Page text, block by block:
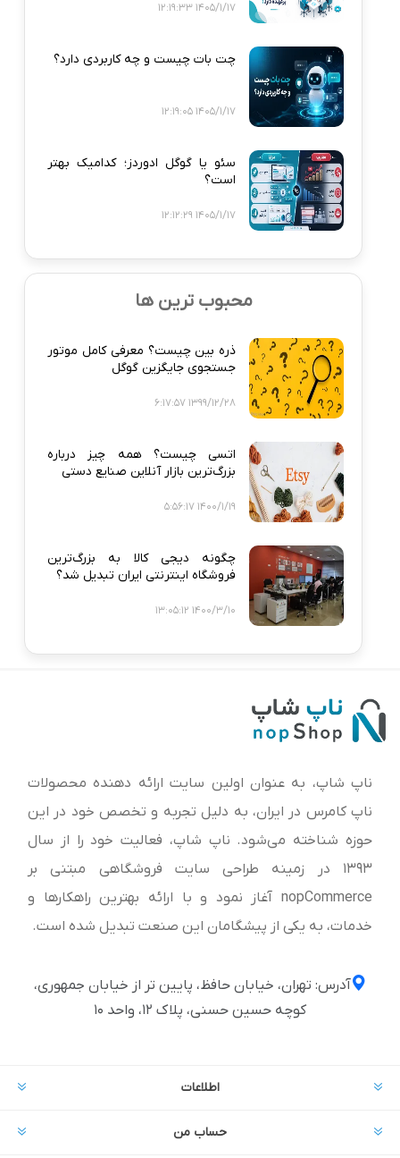
1405/1/17 12:19:33
چت بات چیست و چه کاربردی دارد؟
1405/1/17 12:19:05
سئو یا گوگل ادوردز؛ کدامیک بهتر
است؟
1405/1/17 12:12:29
محبوب ترین ها
ذره‌ بین چیست؟ معرفی کامل موتور
جستجوی جایگزین گوگل
1399/12/28 6:17:57
اتسی چیست؟ همه‌ چیز درباره
بزرگ‌ترین بازار آنلاین صنایع دستی
1400/1/19 5:56:17
چگونه دیجی‌ کالا به بزرگ‌ترین
فروشگاه اینترنتی ایران تبدیل شد؟
1400/3/10 13:05:12
ناپ شاپ، به عنوان اولین سایت ارائه‌ دهنده محصولات
ناپ کامرس در ایران، به دلیل تجربه و تخصص خود در این
حوزه شناخته می‌شود. ناپ شاپ، فعالیت خود را از سال
1393 در زمینه طراحی سایت فروشگاهی مبتنی بر
nopCommerce آغاز نمود و با ارائه بهترین راهکارها و
خدمات، به یکی از پیشگامان این صنعت تبدیل شده است.
آدرس: تهران، خیابان حافظ، پایین تر از خیابان جمهوری،
کوچه حسین حسنی، پلاک ۱۲، واحد ۱۰
اطلاعات
حساب من